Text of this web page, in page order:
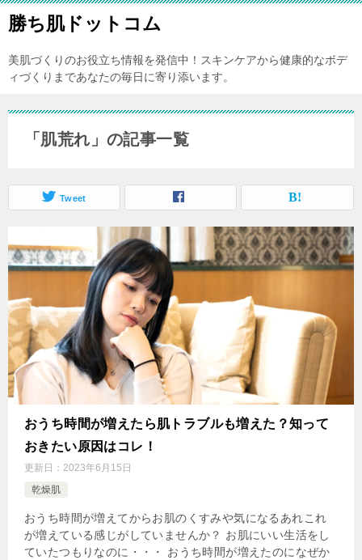
勝ち肌ドットコム
美肌づくりのお役立ち情報を発信中！スキンケアから健康的なボデ
ィづくりまであなたの毎日に寄り添います。
「肌荒れ」の記事一覧
Tweet
おうち時間が増えたら肌トラブルも増えた？知って
おきたい原因はコレ！
更新日： 2023年6月15日
乾燥肌
おうち時間が増えてからお肌のくすみや気になるあれこれ
が増えている感じがしていませんか？ お肌にいい生活をし
ていたつもりなのに・・・ おうち時間が増えたのになぜか